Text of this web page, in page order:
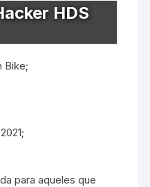
HDS
Bike;
para aqueles que